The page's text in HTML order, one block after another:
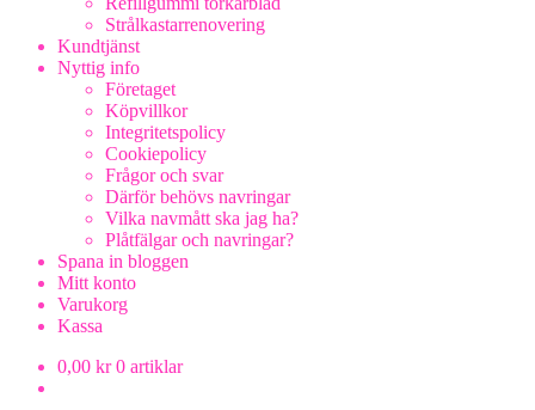
Strålkastarrenovering
Kundtjänst
Nyttig info
Företaget
Köpvillkor
Integritetspolicy
Cookiepolicy
Frågor och svar
Därför behövs navringar
Vilka navmått ska jag ha?
Plåtfälgar och navringar?
Spana in bloggen
Mitt konto
Varukorg
Kassa
0,00 kr 0 artiklar